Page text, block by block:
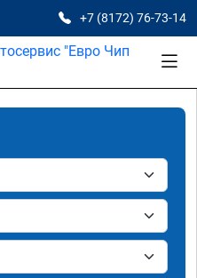
+7 (8172) 76-73-14